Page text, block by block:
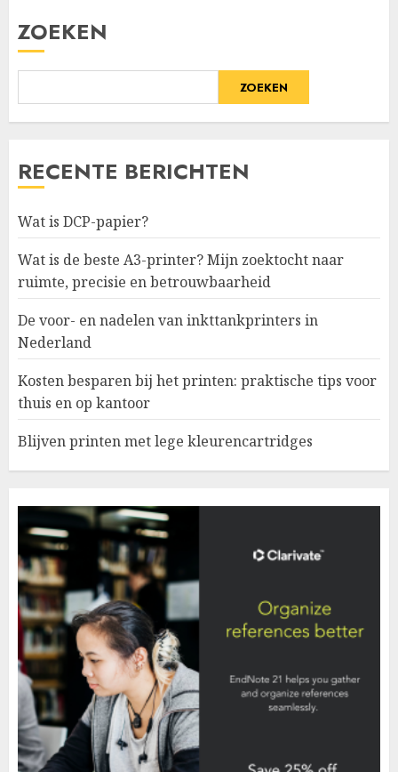
ZOEKEN
ZOEKEN
RECENTE BERICHTEN
Wat is DCP-papier?
Wat is de beste A3-printer? Mijn zoektocht naar
ruimte, precisie en betrouwbaarheid
De voor- en nadelen van inkttankprinters in
Nederland
Kosten besparen bij het printen: praktische tips voor
thuis en op kantoor
Blijven printen met lege kleurencartridges